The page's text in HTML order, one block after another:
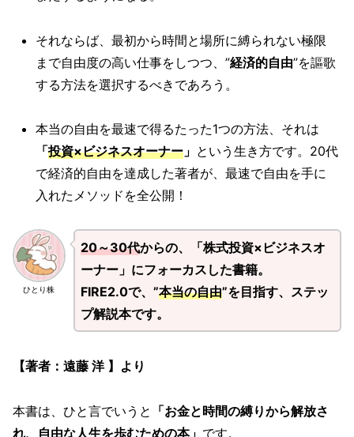
それならば、最初から時間と場所に縛られない極限
まで自由度の高い仕事をしつつ、”経済的自由”を謳歌
する方法を選択するべきであろう。
本当の自由を最速で得るたった1つの方法、それは
「投資×ビジネスオーナー 」 という生き方です。20代
で経済的自由を達成した著者が、最速で自由を手に
入れたメソッドを全公開！
ひとり株
20～30代からの、「株式投資×ビジネスオ
ーナー」にフォーカスした書籍。
FIRE2.0で、”本当の自由”を目指す、ステッ
プ解説本です。
【著者：遠藤 洋 】より
本書は、ひと言でいうと 「お金と時間の縛りから解放さ
れ、自由な人生を歩むための本」 です。